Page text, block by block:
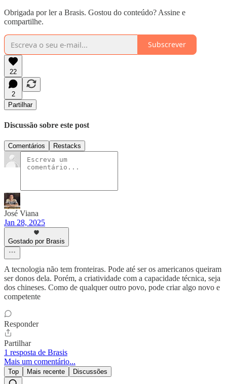
Obrigada por ler a Brasis. Gostou do conteúdo? Assine e
compartilhe.
Subscrever
22
2
Partilhar
Discussão sobre este post
Comentários Restacks
José Viana
Jan 28, 2025
Gostado por Brasis
A tecnologia não tem fronteiras. Pode até ser os americanos queiram
ser donos dela. Porém, a criatividade com a capacidade técnica, seja
dos chineses. Como de qualquer outro povo, pode criar algo novo e
competente
Responder
Partilhar
1 resposta de Brasis
Mais um comentário...
Top Mais recente Discussões